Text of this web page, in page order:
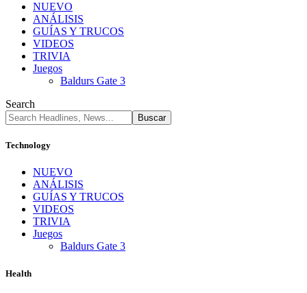
NUEVO
ANÁLISIS
GUÍAS Y TRUCOS
VIDEOS
TRIVIA
Juegos
Baldurs Gate 3
Search
Technology
NUEVO
ANÁLISIS
GUÍAS Y TRUCOS
VIDEOS
TRIVIA
Juegos
Baldurs Gate 3
Health